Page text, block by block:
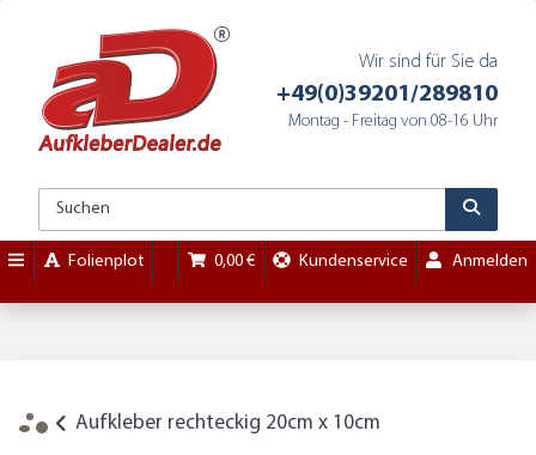
Wir sind für Sie da
+49(0)39201/289810
Montag - Freitag von 08-16 Uhr
Folienplot 0,00 € Kundenservice Anmelden
Aufkleber rechteckig 20cm x 10cm